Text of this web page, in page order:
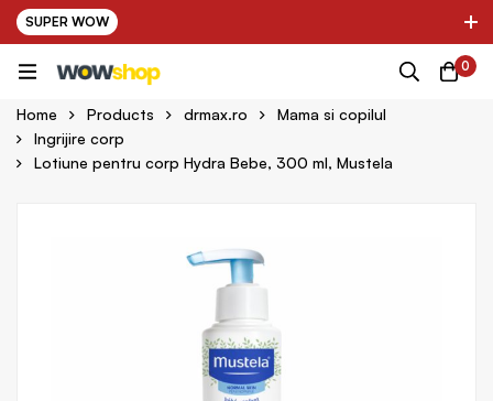
SUPER WOW
✌ Nou! Ultimii parteneri adaugati in platforma:
Farma ✌
0
Home Products drmax.ro
Mama si copilul
Ingrijire corp
Lotiune pentru corp Hydra Bebe, 300 ml, Mustela